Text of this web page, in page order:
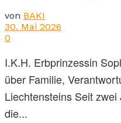
von BAKI
30. Mai 2026
0
I.K.H. Erbprinzessin
über Familie,
Liechtensteins Seit
die...